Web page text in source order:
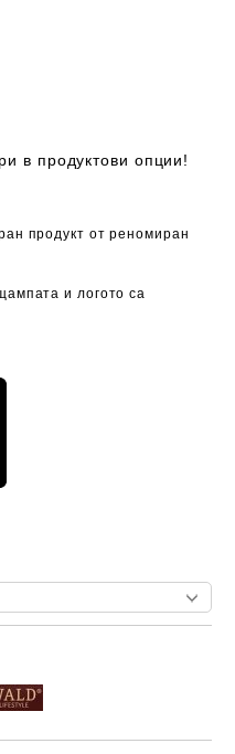
в продуктови опции!
продукт от реномиран
и логото са